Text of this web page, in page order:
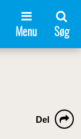
Menu Søg
Del